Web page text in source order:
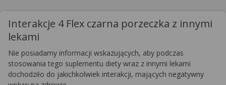
Interakcje 4 Flex czarna porzeczka z innymi
lekami
Nie posiadamy informacji wskazujących, aby podczas
stosowania tego suplementu diety wraz z innymi lekami
dochodziło do jakichkolwiek interakcji, mających negatywny